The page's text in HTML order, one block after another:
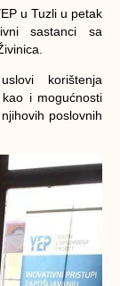
u Tuzli u petak
sastanci sa
korištenja
i mogućnosti
poslovnih